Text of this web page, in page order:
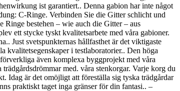
ist garantiert.. Denna gabion har inte något
C-Ringe. Verbinden Sie die Gitter schlicht und
bestehen – wie auch die Gitter – aus
ett stycke tyskt kvalitetsarbete med våra gabioner.
Just svetspunkternas hållfasthet är det viktigaste
kvalitetsegenskaper i testlaboratorier.. Den höga
även komplexa byggprojekt med våra
med. våra stenkorgar. Varje korg du
Idag är det omöjligt att föreställa sig tyska trädgårdar
praktiskt taget inga gränser för din fantasi.. –